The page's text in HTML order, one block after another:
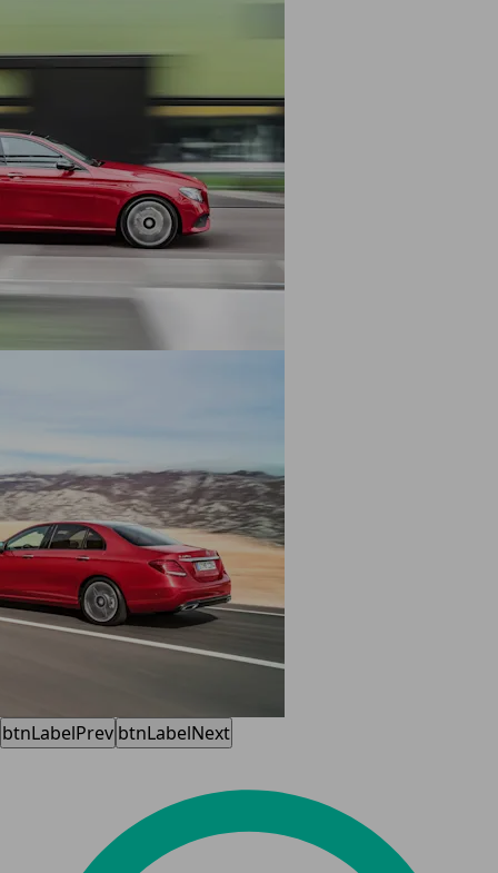
btnLabelPrev btnLabelNext